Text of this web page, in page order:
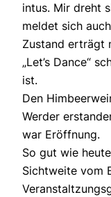
intus. Mir dreht
meldet sich
Zustand erträgt
„Let’s Dance“
ist.
Den
Werder
war Eröffnung.
So gut wie
Sichtweite vom